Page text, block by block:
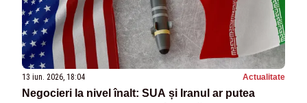
13 iun. 2026, 18:04 Actualitate
Negocieri la nivel înalt: SUA și Iranul ar putea